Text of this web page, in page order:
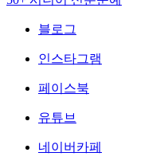
블로그
인스타그램
페이스북
유튜브
네이버카페